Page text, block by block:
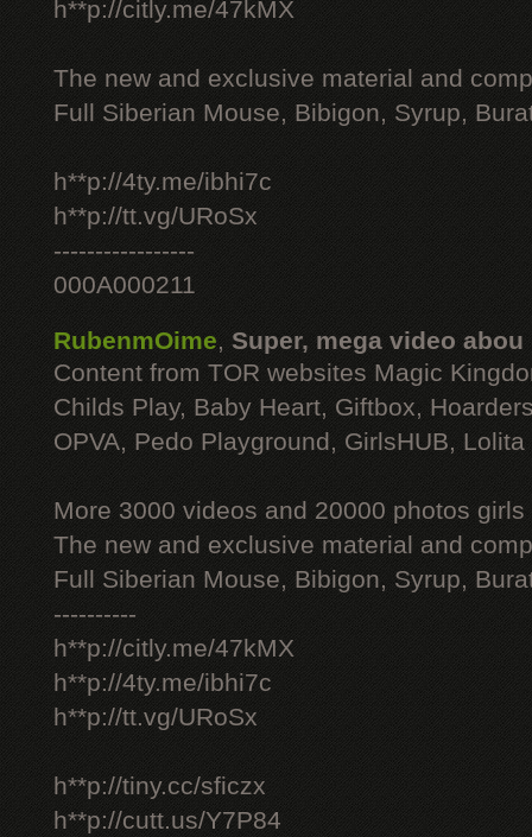
h**p://citly.me/47kMX
The new and exclusive material and
Full Siberian Mouse, Bibigon, Syrup,
h**p://4ty.me/ibhi7c
h**p://tt.vg/URoSx
-----------------
000A000211
RubenmOime, Super, mega video abou
Content from TOR websites Magic
Childs Play, Baby Heart, Giftbox,
OPVA, Pedo Playground, GirlsHUB, Lolita
More 3000 videos and 20000 photos
The new and exclusive material and
Full Siberian Mouse, Bibigon, Syrup,
----------
h**p://citly.me/47kMX
h**p://4ty.me/ibhi7c
h**p://tt.vg/URoSx
h**p://tiny.cc/sficzx
h**p://cutt.us/Y7P84